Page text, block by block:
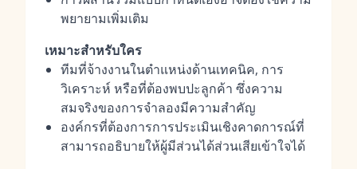
พยายามเพิ่มเติม
เหมาะสำหรับใคร
ทีมที่จ้างงานในตำแหน่งด้านเทคนิค, การ
วิเคราะห์ หรือที่ต้องพบปะลูกค้า ซึ่งความ
สมจริงของการจำลองมีความสำคัญ
องค์กรที่ต้องการการประเมินเชิงคาดการณ์ที่
สามารถอธิบายให้ผู้มีส่วนได้ส่วนเสียเข้าใจได้